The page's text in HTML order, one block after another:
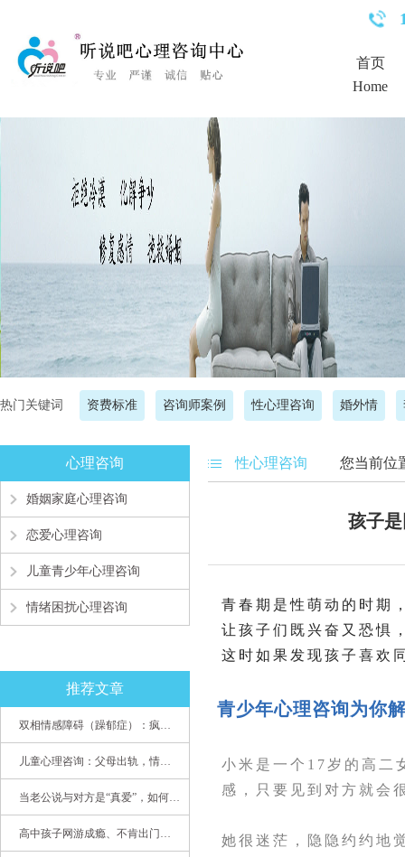
首页
Home
热门关键词 资费标准 咨询师案例 性心理咨询 婚外情
心理咨询
婚姻家庭心理咨询
恋爱心理咨询
儿童青少年心理咨询
情绪困扰心理咨询
推荐文章
双相情感障碍（躁郁症）：疯子如何走向天才
儿童心理咨询：父母出轨，情感混乱孩子内心的隐秘
当老公说与对方是“真爱”，如何挽救婚姻？(始篇)
高中孩子网游成瘾、不肯出门，家长该怎么办？
性心理咨询 您当前位
孩子
青春期是性萌动的时期
让孩子们既兴奋又恐惧
这时如果发现孩子喜欢
青少年心理咨询为你
小米是一个17岁的高二
感，只要见到对方就
她很迷茫，隐隐约约地